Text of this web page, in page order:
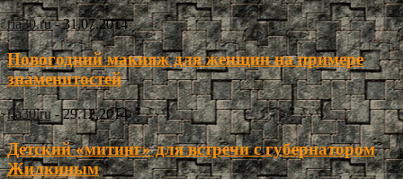
ria30.ru - 31.07.2014
Новогодний макияж для женщин на примере
знаменитостей
ria30.ru - 29.12.2014
Детский «митинг» для встречи с губернатором
Жилкиным